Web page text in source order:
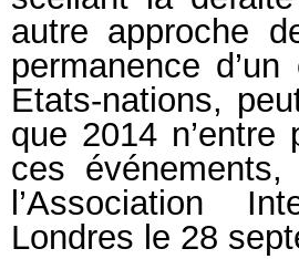
autre approche
permanence
Etats-nations,
que 2014
ces
l’Association
Londres le 28